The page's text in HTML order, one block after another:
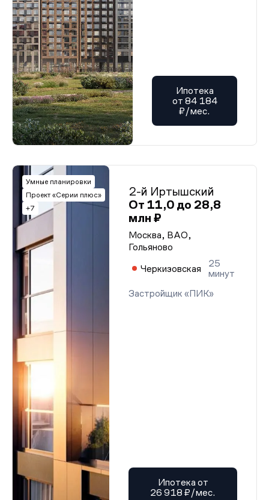
Ипотека
от 84 184
₽/мес.
Умные планировки
Проект «Серии плюс»
+7
2-й Иртышский
От 11,0 до 28,8
млн ₽
Москва, ВАО,
Гольяново
Черкизовская
25
минут
Застройщик «ПИК»
Ипотека от
26 918 ₽/мес.